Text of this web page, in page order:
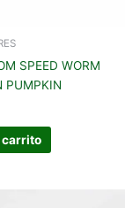
SPEED WORM
PUMPKIN
carrito